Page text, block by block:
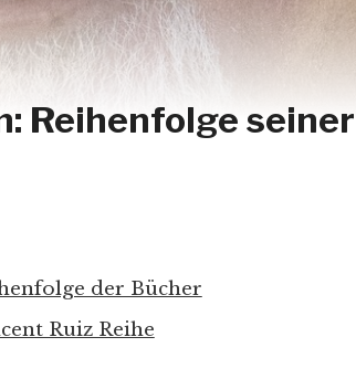
Reihenfolge
der Bücher
Ruiz Reihe